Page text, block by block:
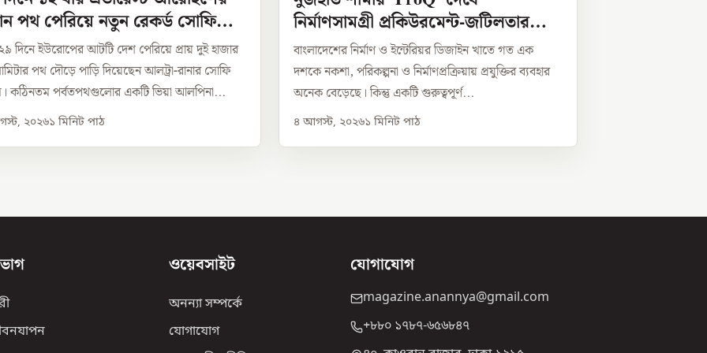
পথ পেরিয়ে নতুন রেকর্ড সোফি
দিনে ইউরোপের আটটি দেশ পেরিয়ে প্রায় দুই হাজার
পথ দৌড়ে পাড়ি দিয়েছেন আলট্রা-রানার সোফি
কঠিনতম পর্বতপথগুলোর একটি ভিয়া আলপিনা...
২০২৬১ মিনিট পাঠ
নির্মাণসামগ্রী প্রকিউরমেন্ট-জটিলতার
সমাধান
বাংলাদেশের নির্মাণ ও ইন্টেরিয়র ডিজাইন খাতে গত এক
দশকে নকশা, পরিকল্পনা ও নির্মাণপ্রক্রিয়ায় প্রযুক্তির ব্যবহার
অনেক বেড়েছে। কিন্তু একটি গুরুত্বপূর্ণ...
৪ আগস্ট, ২০২৬১ মিনিট পাঠ
ওয়েবসাইট
অনন্যা সম্পর্কে
যোগাযোগ
যোগাযোগ
magazine.anannya@gmail.com
+৮৮০ ১৭৮৭-৬৫৬৮৪৭